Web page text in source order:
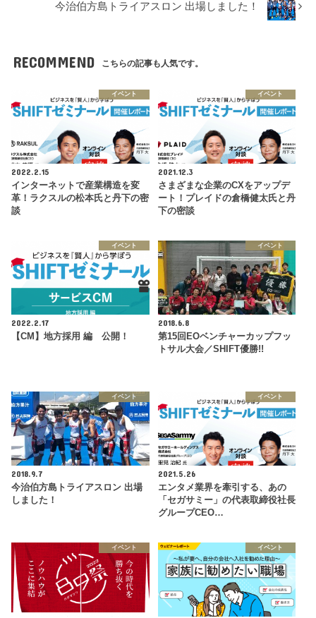
今治伯方島トライアスロン 出場しました！
RECOMMEND こちらの記事も人気です。
イベント
2022.2.15
インターネットで産業構造を変
革！ラクスルの松本氏と丹下の密
談
イベント
2021.12.3
さまざまな企業のCXをアップデ
ート！プレイドの倉橋健太氏と丹
下の密談
イベント
2022.2.17
【CM】地方採用 編 公開！
イベント
2018.6.8
第15回EOベンチャーカップフッ
トサル大会／SHIFT優勝!!
イベント
2018.9.7
今治伯方島トライアスロン 出場
しました！
イベント
2021.5.26
エンタメ業界を牽引する、あの
「セガサミー」の代表取締役社長
グループCEO…
イベント イベント